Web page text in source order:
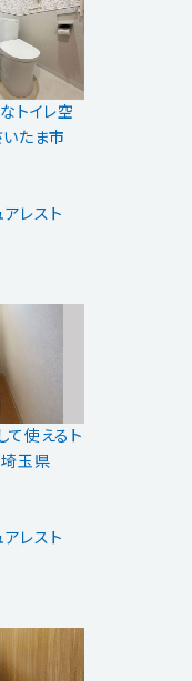
トイレ空
たま市
レスト
て使えるト
埼玉県
レスト